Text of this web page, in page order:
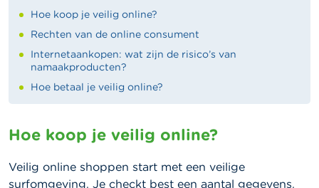
Hoe koop je veilig online?
Rechten van de online consument
Internetaankopen: wat zijn de risico’s van
namaakproducten?
Hoe betaal je veilig online?
Hoe koop je veilig online?
Veilig online shoppen start met een veilige
surfomgeving. Je checkt best een aantal gegevens.